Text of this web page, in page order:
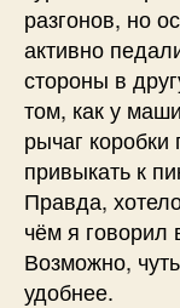
разгонов, но
активно
стороны в
том, как у
рычаг коробки
привыкать к
Правда,
чём я говорил
Возможно,
удобнее.